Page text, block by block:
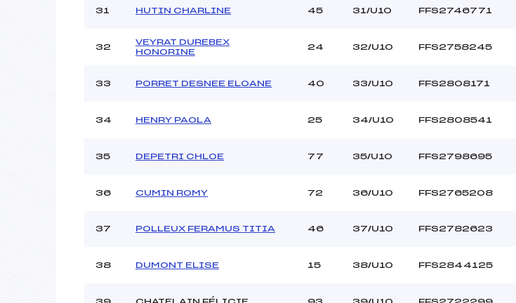
31 HUTIN CHARLINE 45 31/U10 FFS2746771
32
VEYRAT DUREBEX
HONORINE
24 32/U10 FFS2758245
33 PORRET DESNEE ELOANE 40 33/U10 FFS2808171
34 HENRY PAOLA 25 34/U10 FFS2808541
35 DEPETRI CHLOE 77 35/U10 FFS2798695
36 CUMIN ROMY 72 36/U10 FFS2765208
37 POLLEUX FERAMUS TITIA 46 37/U10 FFS2782623
38 DUMONT ELISE 15 38/U10 FFS2844125